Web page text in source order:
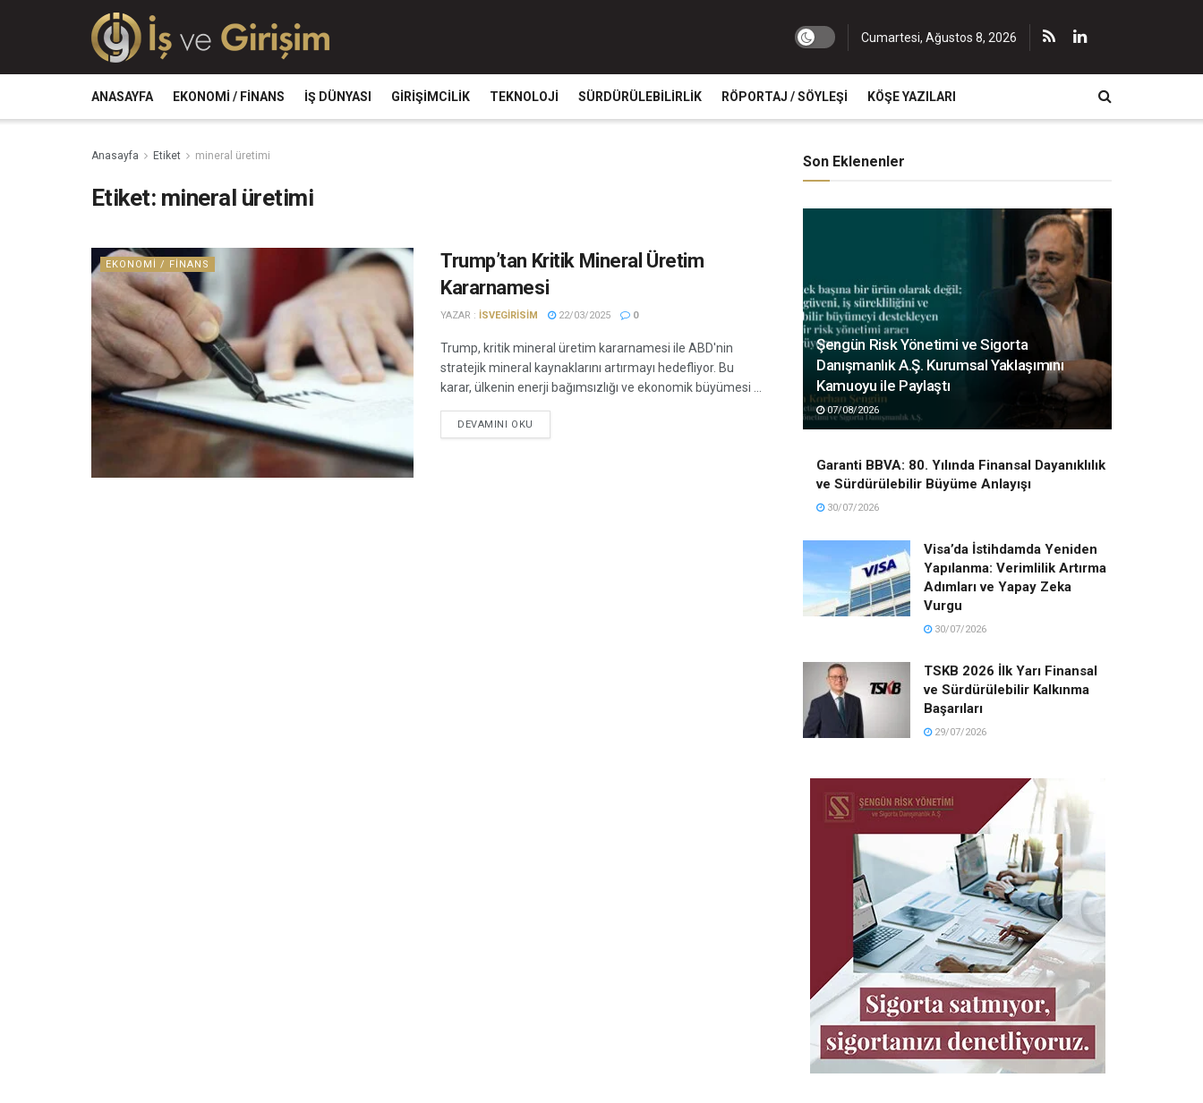
Cumartesi, Ağustos 8, 2026
ANASAYFA EKONOMI / FINANS İŞ DÜNYASI GIRIŞIMCILIK TEKNOLOJI SÜRDÜRÜLEBILIRLIK RÖPORTAJ / SÖYLEŞI KÖŞE YAZILARI
Anasayfa Etiket mineral üretimi
Etiket: mineral üretimi
EKONOMI / FINANS
Trump’tan Kritik Mineral Üretim
Kararnamesi
YAZAR : ISVEGIRISIM 22/03/2025 0
Trump, kritik mineral üretim kararnamesi ile ABD'nin
stratejik mineral kaynaklarını artırmayı hedefliyor. Bu
karar, ülkenin enerji bağımsızlığı ve ekonomik büyümesi ...
DEVAMINI OKU
Son Eklenenler
Şengün Risk Yönetimi ve Sigorta
Danışmanlık A.Ş. Kurumsal Yaklaşımını
Kamuoyu ile Paylaştı
07/08/2026
Garanti BBVA: 80. Yılında Finansal Dayanıklılık
ve Sürdürülebilir Büyüme Anlayışı
30/07/2026
Visa’da İstihdamda Yeniden
Yapılanma: Verimlilik Artırma
Adımları ve Yapay Zeka
Vurgu
30/07/2026
TSKB 2026 İlk Yarı Finansal
ve Sürdürülebilir Kalkınma
Başarıları
29/07/2026